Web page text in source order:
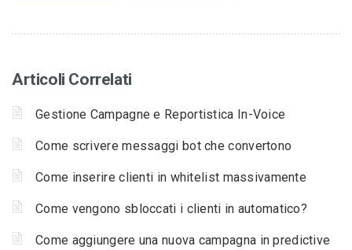
Articoli Correlati
Gestione Campagne e Reportistica In-Voice
Come scrivere messaggi bot che convertono
Come inserire clienti in whitelist massivamente
Come vengono sbloccati i clienti in automatico?
Come aggiungere una nuova campagna in predictive